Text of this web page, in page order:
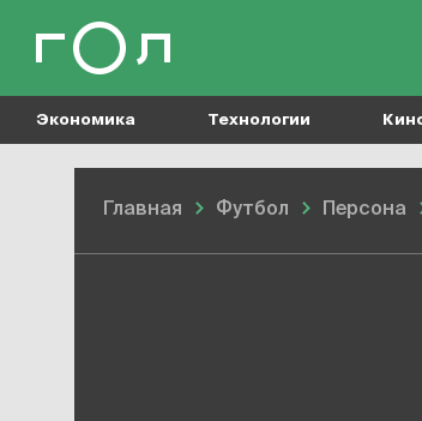
Экономика Технологии
Главная Футбол Персона